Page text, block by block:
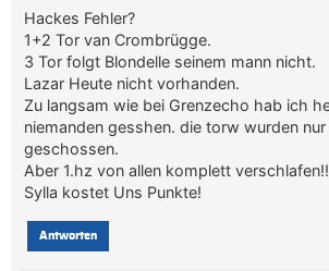
Hackes Fehler?
1+2 Tor van Crombrügge.
3 Tor folgt Blondelle seinem mann nicht.
Lazar Heute nicht vorhanden.
Zu langsam wie bei Grenzecho hab ich
niemanden gesshen. die torw wurden nur
geschossen.
Aber 1.hz von allen komplett verschlafen!!
Sylla kostet Uns Punkte!
Antworten